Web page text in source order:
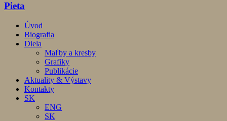
Pieta
Úvod
Biografia
Diela
Maľby a kresby
Grafiky
Publikácie
Aktuality & Výstavy
Kontakty
SK
ENG
SK